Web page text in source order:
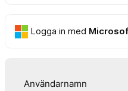
Logga in med
Användarnamn